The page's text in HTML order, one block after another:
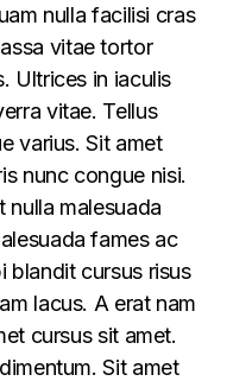
nulla facilisi cras
vitae tortor
Ultrices in iaculis
vitae. Tellus
varius. Sit amet
nunc congue nisi.
nulla malesuada
fames ac
blandit cursus risus
lacus. A erat nam
cursus sit amet.
Sit amet